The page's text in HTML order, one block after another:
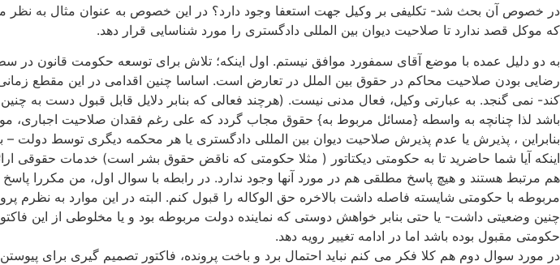
در خصوص آن بحث شد- تکلیفی بر وکیل جهت استعفا وجود دارد؟ در این خصوص به عنوان مثال به نظر
که موکل قصد ندارد تا صلاحیت دیوان بین المللی دادگستری را مورد شناسایی قرار دهد.
به دو دلیل عمده با موضع آقای سمفورد موافق نیستم. اول اینکه؛ تلاش برای توسعه حکومت قانون در
رضایی بودن صلاحیت محاکم در حقوق بین الملل در تعارض است. اساسا چنین اقدامی در این مقطع
کند- نمی گنجد. به عبارتی وکیل، فعال مدنی نیست. (هرچند فعالی که بنابر دلایل قابل قبول دست به
باشد لذا چنانچه به واسطه {مسائل مربوط به} حقوق مجاب گردد که علی رغم فقدان صلاحیت اجباری،
بنابراین ، پذیرش یا عدم پذیرش صلاحیت دیوان بین المللی دادگستری یا هر محکمه دیگری توسط
اینکه آیا شما حاضرید تا به حکومتی دیکتاتور ( مثلا حکومتی که ناقض حقوق بشر است) خدمات حقوقی
هم مرتبط هستند و هیچ پاسخ مطلقی هم در مورد آنها وجود ندارد. در رابطه با سوال اول، من مکررا
مربوطه با حکومتی شایسته فاصله داشت بالاخره حق الوکاله را قبول کنم. البته در این موارد به نظرم
چنین وضعیتی داشت- یا حتی بنابر خواهش دوستی که نماینده دولت مربوطه بود و یا مخلوطی از این
حکومتی مقبول بوده باشد اما در ادامه تغییر رویه دهد.
در مورد سوال دوم هم کلا فکر می کنم نباید احتمال برد و باخت پرونده، فاکتور تصمیم گیری برای